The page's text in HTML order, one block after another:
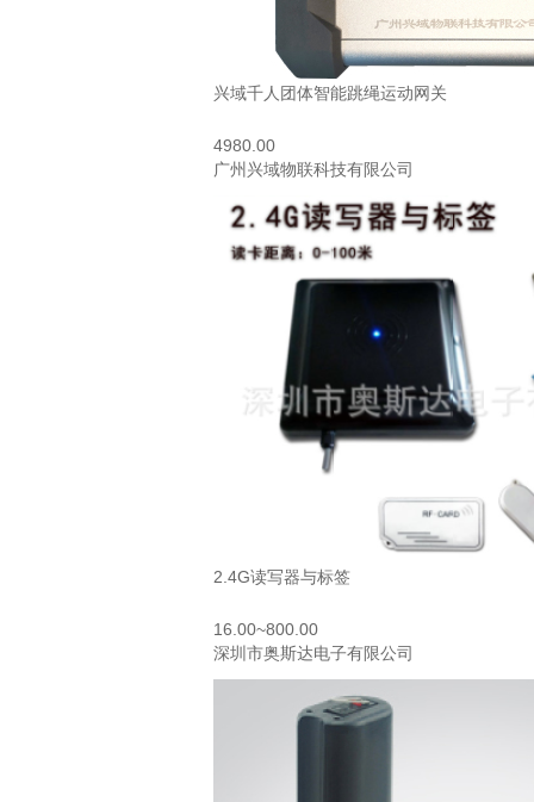
兴域千人团体智能跳绳运动网关
4980.00
广州兴域物联科技有限公司
2.4G读写器与标签
16.00~800.00
深圳市奥斯达电子有限公司